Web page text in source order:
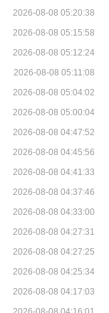
2026-08-08 05:20:38
2026-08-08 05:15:58
2026-08-08 05:12:24
2026-08-08 05:11:08
2026-08-08 05:04:02
2026-08-08 05:00:04
2026-08-08 04:47:52
2026-08-08 04:45:56
2026-08-08 04:41:33
2026-08-08 04:37:46
2026-08-08 04:33:00
2026-08-08 04:27:31
2026-08-08 04:27:25
2026-08-08 04:25:34
2026-08-08 04:17:03